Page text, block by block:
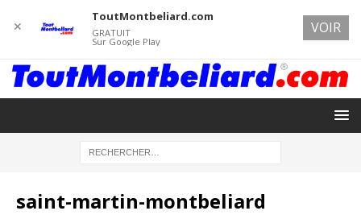
saint-martin-montbeliard
✕
ToutMontbeliard.com
GRATUIT
Sur Google Play
VOIR